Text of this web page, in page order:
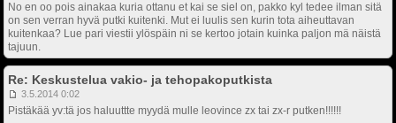
No en oo pois ainakaa kuria ottanu et kai se siel on, pakko kyl tedee ilman sitä
on sen verran hyvä putki kuitenki. Mut ei luulis sen kurin tota aiheuttavan
kuitenkaa? Lue pari viestii ylöspäin ni se kertoo jotain kuinka paljon mä näistä
tajuun.
Re: Keskustelua vakio- ja tehopakoputkista
3.5.2014 0:02
Pistäkää yv:tä jos haluuttte myydä mulle leovince zx tai zx-r putken!!!!!!